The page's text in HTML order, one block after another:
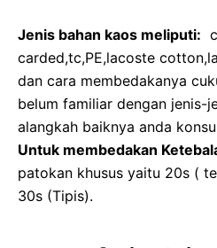
Jenis bahan kaos meliputi:
carded,tc,PE,lacoste
dan cara membedakanya
belum familiar dengan jenis-
alangkah baiknya anda
Untuk membedakan
patokan khusus yaitu 20s (
30s (Tipis).